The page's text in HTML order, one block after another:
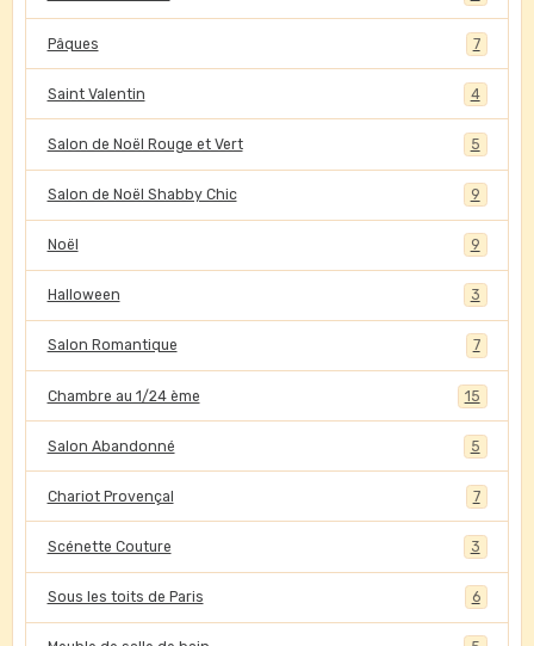
Pâques 7
Saint Valentin 4
Salon de Noël Rouge et Vert 5
Salon de Noël Shabby Chic 9
Noël 9
Halloween 3
Salon Romantique 7
Chambre au 1/24 ème 15
Salon Abandonné 5
Chariot Provençal 7
Scénette Couture 3
Sous les toits de Paris 6